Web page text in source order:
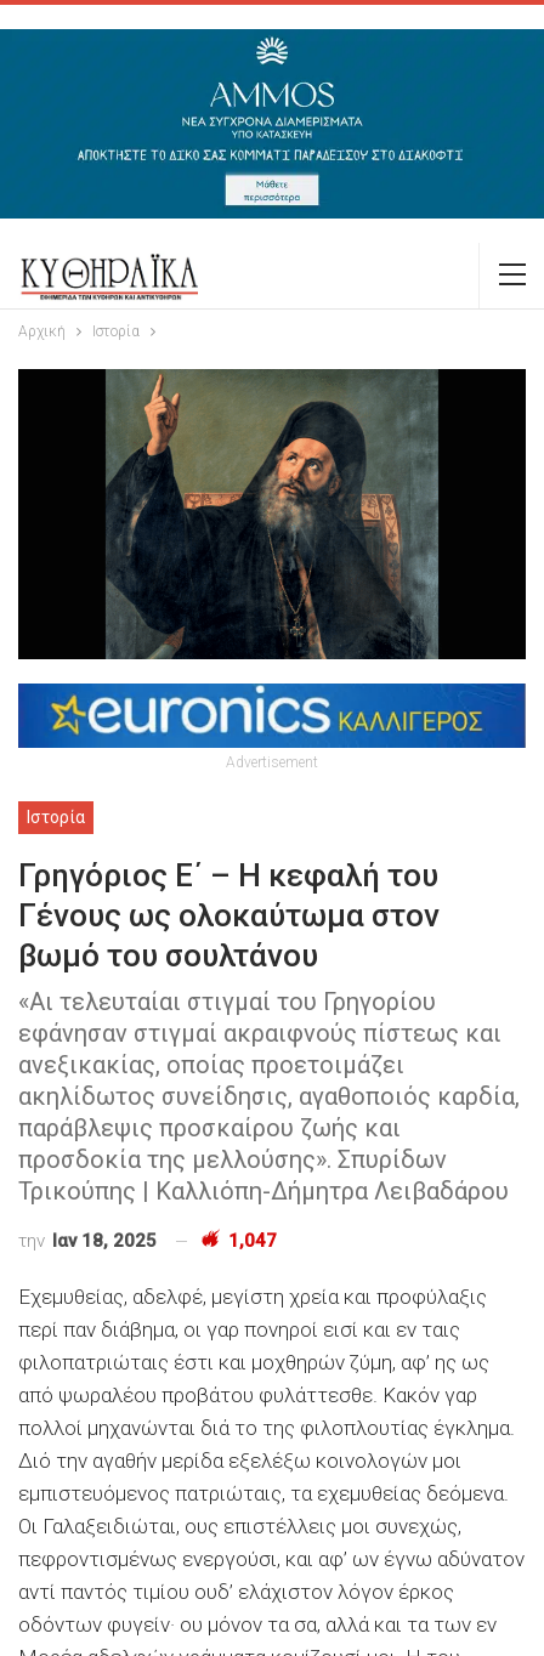
Αρχική Ιστορία
Advertisement
Ιστορία
Γρηγόριος Ε΄ – Η κεφαλή του
Γένους ως ολοκαύτωμα στον
βωμό του σουλτάνου
«Αι τελευταίαι στιγμαί του Γρηγορίου
εφάνησαν στιγμαί ακραιφνούς πίστεως και
ανεξικακίας, οποίας προετοιμάζει
ακηλίδωτος συνείδησις, αγαθοποιός καρδία,
παράβλεψις προσκαίρου ζωής και
προσδοκία της μελλούσης». Σπυρίδων
Τρικούπης | Καλλιόπη-Δήμητρα Λειβαδάρου
την Ιαν 18, 2025 1,047
Εχεμυθείας, αδελφέ, μεγίστη χρεία και προφύλαξις
περί παν διάβημα, οι γαρ πονηροί εισί και εν ταις
φιλοπατριώταις έστι και μοχθηρών ζύμη, αφ’ ης ως
από ψωραλέου προβάτου φυλάττεσθε. Κακόν γαρ
πολλοί μηχανώνται διά το της φιλοπλουτίας έγκλημα.
∆ιό την αγαθήν μερίδα εξελέξω κοινολογών μοι
εμπιστευόμενος πατριώταις, τα εχεμυθείας δεόμενα.
Οι Γαλαξειδιώται, ους επιστέλλεις μοι συνεχώς,
πεφροντισμένως ενεργούσι, και αφ’ ων έγνω αδύνατον
αντί παντός τιμίου ουδ’ ελάχιστον λόγον έρκος
οδόντων φυγείν· ου μόνον τα σα, αλλά και τα των εν